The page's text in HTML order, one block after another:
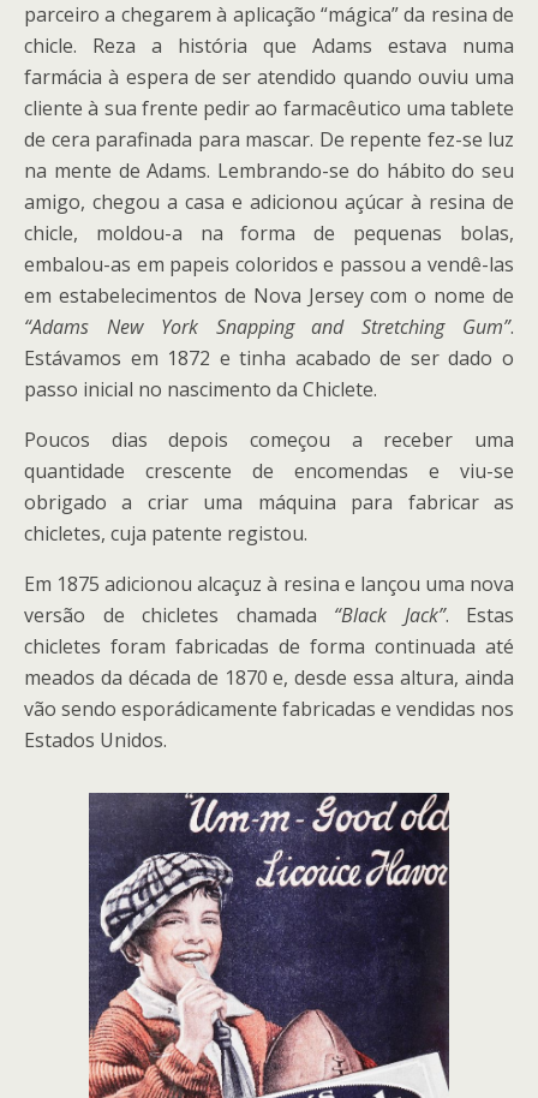
parceiro a chegarem à aplicação “mágica” da resina de
chicle. Reza a história que Adams estava numa
farmácia à espera de ser atendido quando ouviu uma
cliente à sua frente pedir ao farmacêutico uma tablete
de cera parafinada para mascar. De repente fez-se luz
na mente de Adams. Lembrando-se do hábito do seu
amigo, chegou a casa e adicionou açúcar à resina de
chicle, moldou-a na forma de pequenas bolas,
embalou-as em papeis coloridos e passou a vendê-las
em estabelecimentos de Nova Jersey com o nome de
“Adams New York Snapping and Stretching Gum”.
Estávamos em 1872 e tinha acabado de ser dado o
passo inicial no nascimento da Chiclete.
Poucos dias depois começou a receber uma
quantidade crescente de encomendas e viu-se
obrigado a criar uma máquina para fabricar as
chicletes, cuja patente registou.
Em 1875 adicionou alcaçuz à resina e lançou uma nova
versão de chicletes chamada “Black Jack”. Estas
chicletes foram fabricadas de forma continuada até
meados da década de 1870 e, desde essa altura, ainda
vão sendo esporádicamente fabricadas e vendidas nos
Estados Unidos.